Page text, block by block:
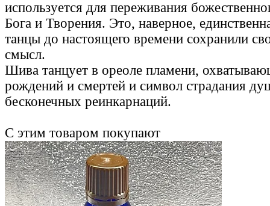
используется для переживания
Бога и Творения. Это, наверное,
танцы до настоящего времени сохранили
смысл.
Шива танцует в ореоле пламени,
рождений и смертей и символ страдания
бесконечных реинкарнаций.
С этим товаром покупают